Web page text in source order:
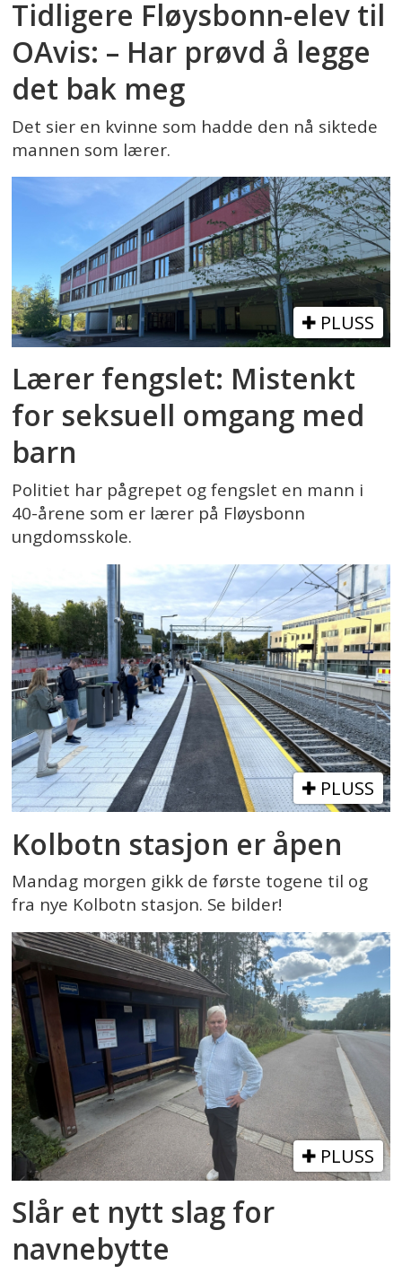
Tidligere Fløysbonn-elev til
OAvis: – Har prøvd å legge
det bak meg
Det sier en kvinne som hadde den nå siktede
mannen som lærer.
PLUSS
Lærer fengslet: Mistenkt
for seksuell omgang med
barn
Politiet har pågrepet og fengslet en mann i
40-årene som er lærer på Fløysbonn
ungdomsskole.
PLUSS
Kolbotn stasjon er åpen
Mandag morgen gikk de første togene til og
fra nye Kolbotn stasjon. Se bilder!
PLUSS
Slår et nytt slag for
navnebytte